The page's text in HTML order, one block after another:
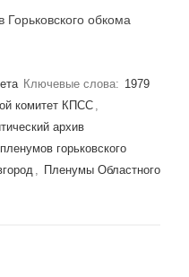
обкома
Ключевые слова: 1979
комитет КПСС ,
архив
горьковского
, Пленумы Областного